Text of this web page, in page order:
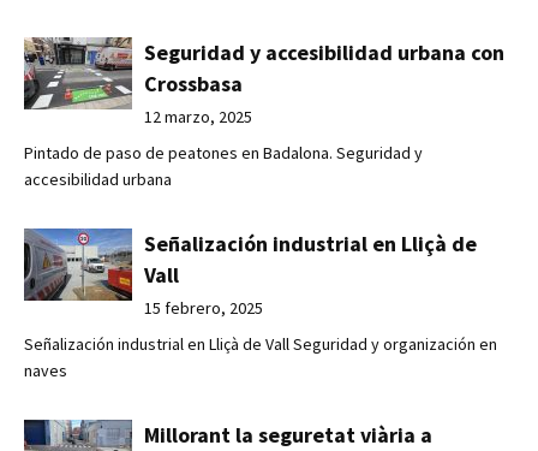
Seguridad y accesibilidad urbana con
Crossbasa
12 marzo, 2025
Pintado de paso de peatones en Badalona. Seguridad y
accesibilidad urbana
Señalización industrial en Lliçà de
Vall
15 febrero, 2025
Señalización industrial en Lliçà de Vall Seguridad y organización en
naves
Millorant la seguretat viària a